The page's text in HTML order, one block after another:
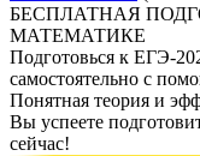
БЕСПЛАТНАЯ
МАТЕМАТИКЕ
Подготовься к ЕГЭ-
самостоятельно с
Понятная теория и
Вы успеете
сейчас!